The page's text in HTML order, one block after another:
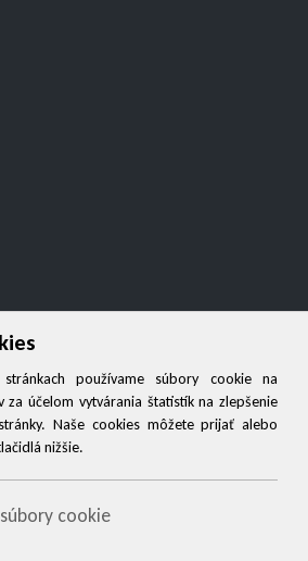
používame súbory cookie na
za účelom vytvárania štatistík na zlepšenie
Naše cookies môžete prijať alebo
nižšie.
cookie
mayabella s.r.o., Všetky práva vyhradené.